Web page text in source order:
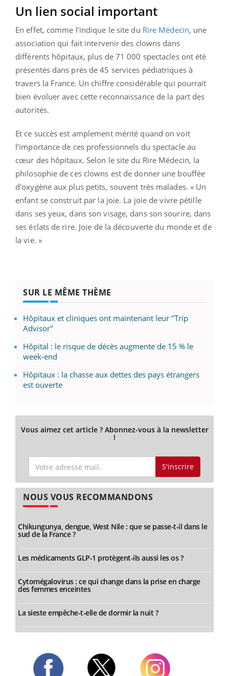
Un lien social important
En effet, comme l’indique le site du Rire Médecin, une
association qui fait intervenir des clowns dans
différents hôpitaux, plus de 71 000 spectacles ont été
présentés dans près de 45 services pédiatriques à
travers la France. Un chiffre considérable qui pourrait
bien évoluer avec cette reconnaissance de la part des
autorités.
Et ce succès est amplement mérité quand on voit
l’importance de ces professionnels du spectacle au
cœur des hôpitaux. Selon le site du Rire Médecin, la
philosophie de ces clowns est de donner une bouffée
d'oxygène aux plus petits, souvent très malades. « Un
enfant se construit par la joie. La joie de vivre pétille
dans ses yeux, dans son visage, dans son sourire, dans
ses éclats de rire. Joie de la découverte du monde et de
la vie. »
SUR LE MÊME THÈME
Hôpitaux et cliniques ont maintenant leur "Trip
Advisor"
Hôpital : le risque de décès augmente de 15 % le
week-end
Hôpitaux : la chasse aux dettes des pays étrangers
est ouverte
Vous aimez cet article ? Abonnez-vous à la newsletter
!
S'inscrire
NOUS VOUS RECOMMANDONS
Chikungunya, dengue, West Nile : que se passe-t-il dans le
sud de la France ?
Les médicaments GLP-1 protègent-ils aussi les os ?
Cytomégalovirus : ce qui change dans la prise en charge
des femmes enceintes
La sieste empêche-t-elle de dormir la nuit ?